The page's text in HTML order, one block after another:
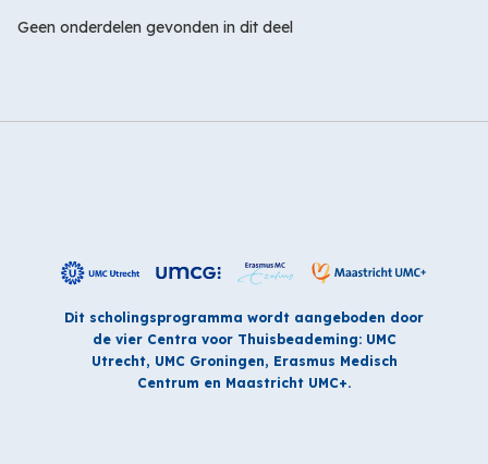
Geen onderdelen gevonden in dit deel
Dit scholingsprogramma wordt aangeboden door
de vier Centra voor Thuisbeademing: UMC
Utrecht, UMC Groningen, Erasmus Medisch
Centrum en Maastricht UMC+.